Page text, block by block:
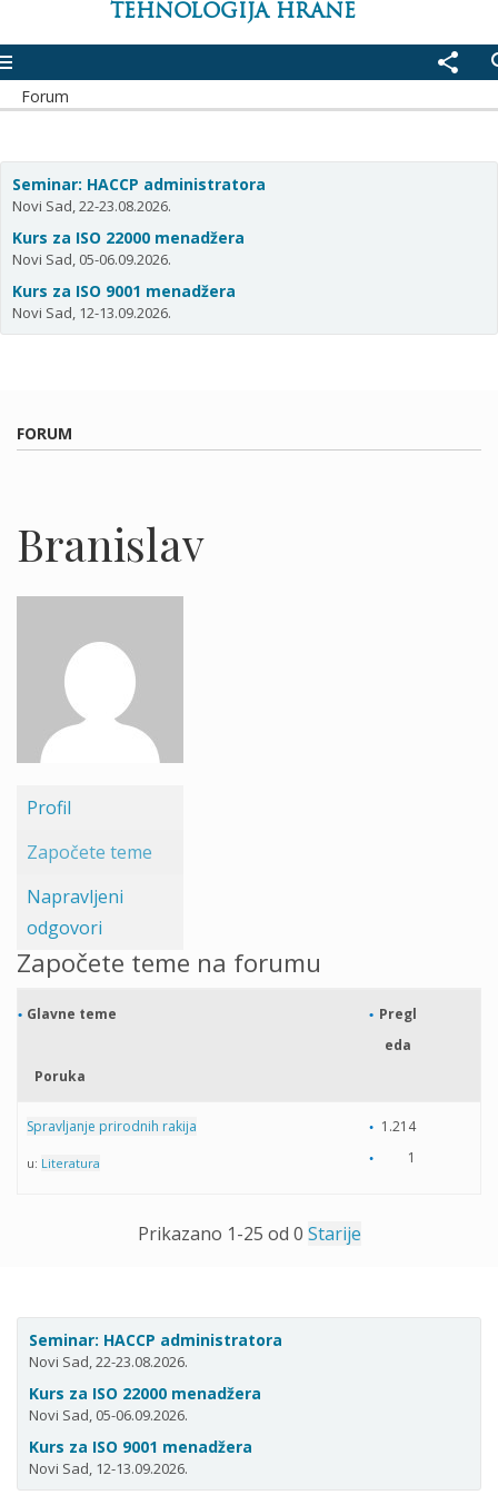
TEHNOLOGIJA HRANE
share
Forum
Seminar: HACCP administratora
Novi Sad, 22-23.08.2026.
Kurs za ISO 22000 menadžera
Novi Sad, 05-06.09.2026.
Kurs za ISO 9001 menadžera
Novi Sad, 12-13.09.2026.
FORUM
Branislav
Profil
Započete teme
Napravljeni
odgovori
Započete teme na forumu
Glavne teme
Pregl
eda
Poruka
Spravljanje prirodnih rakija
u: Literatura
1.214
1
Prikazano 1-25 od 0 Starije
Seminar: HACCP administratora
Novi Sad, 22-23.08.2026.
Kurs za ISO 22000 menadžera
Novi Sad, 05-06.09.2026.
Kurs za ISO 9001 menadžera
Novi Sad, 12-13.09.2026.